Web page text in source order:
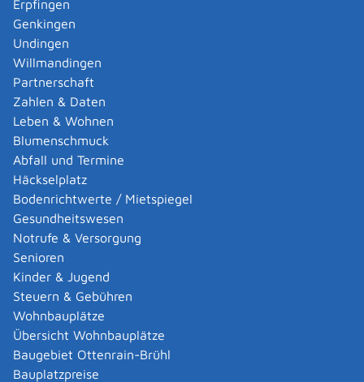
Erpfingen
Genkingen
Undingen
Willmandingen
Partnerschaft
Zahlen & Daten
Leben & Wohnen
Blumenschmuck
Abfall und Termine
Häckselplatz
Bodenrichtwerte / Mietspiegel
Gesundheitswesen
Notrufe & Versorgung
Senioren
Kinder & Jugend
Steuern & Gebühren
Wohnbauplätze
Übersicht Wohnbauplätze
Baugebiet Ottenrain-Brühl
Bauplatzpreise
womöglich einer denkmalrechtlichen Genehmigung.
Weitere Auskünfte erteilt die zuständige Untere
Denkmalschutzbehörde.
Ein Kenntnisgabeverfahren ist ebenso möglich,
wenn Sie kenntnisgabepflichtige Anlagen ändern
oder deren Nutzung ändern wollen und
es sich auch nach der Änderung noch um ein
kenntnisgabepflichtiges Vorhaben handelt.
Dasselbe gilt für den Abbruch aller Anlagen, wenn für
diese nicht schon Verfahrensfreiheit gegeben ist.
Onlineantrag und Formulare
Bauvorhaben im Kenntnisgabeverfahren
beantragen
Zuständige Stelle
die untere Baurechtsbehörde